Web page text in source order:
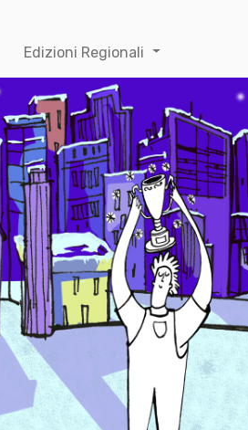
Edizioni Regionali